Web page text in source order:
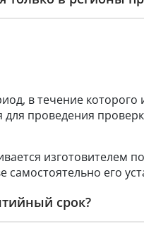
в течение которого
проведения
изготовителем
самостоятельно его
срок?